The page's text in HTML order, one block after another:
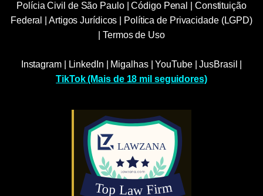
Polícia Civil de São Paulo|Código Penal
Constituição
Federal
Artigos Jurídicos
Política de Privacidade (LGPD)
|Termos de Uso
Instagram| LinkedIn Migalhas|YouTube|JusBrasil
TikTok (Mais de 18 mil seguidores)